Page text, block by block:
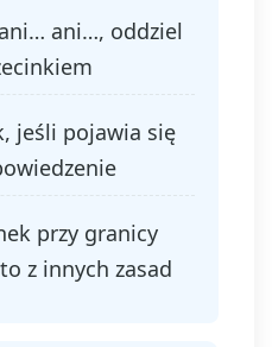
ani…, oddziel
jeśli pojawia się
przy granicy
z innych zasad